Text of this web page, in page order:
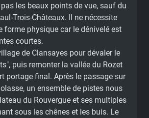
les beaux points de vue, sauf du
Trois-Châteaux. Il ne nécessite
forme physique car le dénivelé est
courtes.
de Clansayes pour dévaler le
puis remonter la vallée du Rozet
portage final. Après le passage sur
un ensemble de pistes nous
du Rouvergue et ses multiples
sous les chênes et les buis. Le